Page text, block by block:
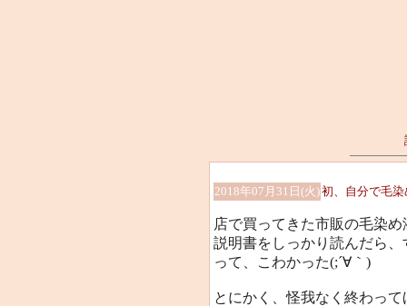
2018年07月31日(火)初、自分で毛染
店で買ってきた市販の毛染
説明書をしっかり読んだら
って、こわかった(;´∀｀)
とにかく、怪我なく終わっ